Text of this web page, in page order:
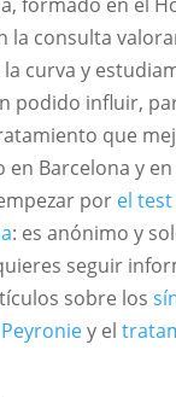
formado en el
la consulta
curva y
podido influir,
que
en Barcelona y
por el
: es anónimo y
seguir
sobre los
y el